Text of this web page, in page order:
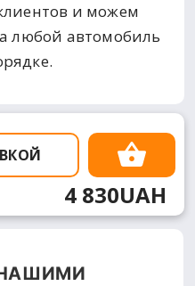
и можем
любой автомобиль
4 830UAH